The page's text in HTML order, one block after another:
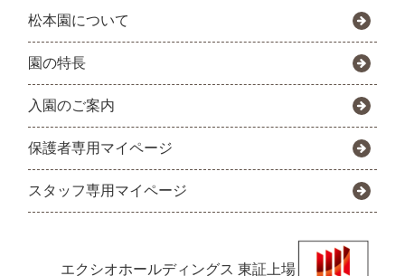
松本園について
園の特長
入園のご案内
保護者専用マイページ
スタッフ専用マイページ
エクシオホールディングス 東証上場